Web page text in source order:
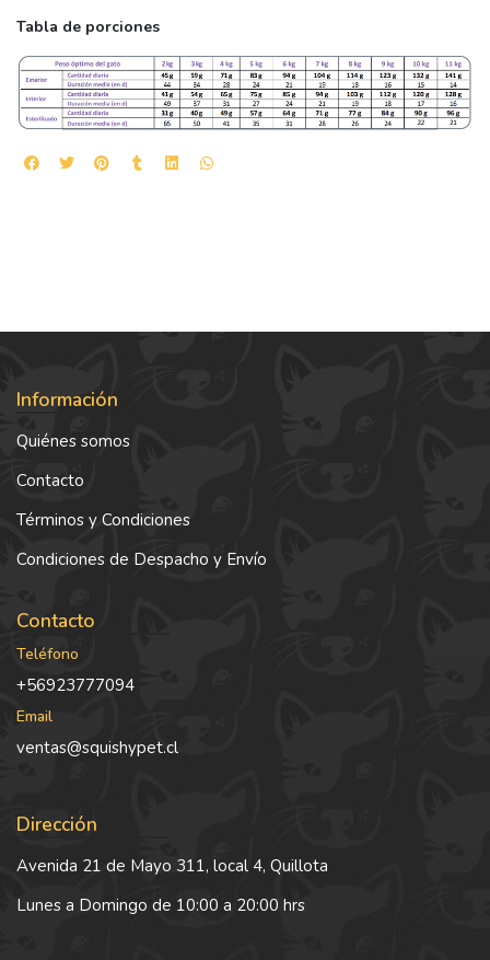
Tabla de porciones
Información
Quiénes somos
Contacto
Términos y Condiciones
Condiciones de Despacho y Envío
Contacto
Teléfono
+56923777094
Email
ventas@squishypet.cl
Dirección
Avenida 21 de Mayo 311, local 4, Quillota
Lunes a Domingo de 10:00 a 20:00 hrs